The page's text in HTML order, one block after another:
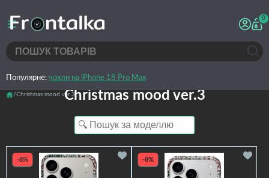
0
Популярне: чохли на iPhone 18 Pro Max
Christmas mood ver.3Christmas mood ver.3
-8% -8%